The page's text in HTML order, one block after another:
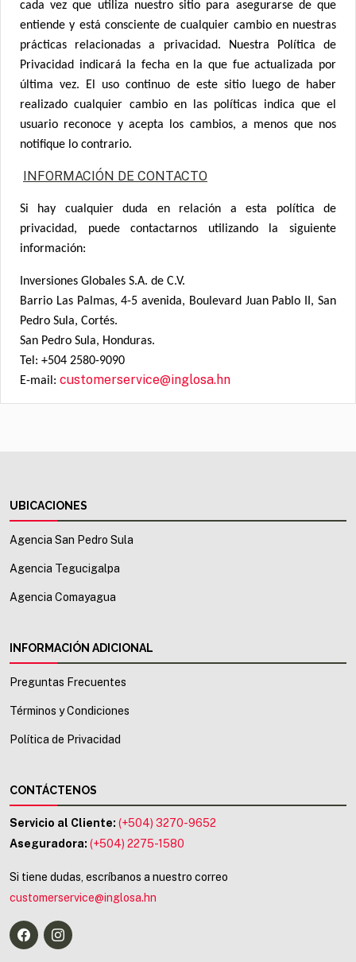
cada vez que utiliza nuestro sitio para asegurarse de que
entiende y está consciente de cualquier cambio en nuestras
prácticas relacionadas a privacidad. Nuestra Política de
Privacidad indicará la fecha en la que fue actualizada por
última vez. El uso continuo de este sitio luego de haber
realizado cualquier cambio en las políticas indica que el
usuario reconoce y acepta los cambios, a menos que nos
notifique lo contrario.
INFORMACIÓN DE CONTACTO
Si hay cualquier duda en relación a esta política de
privacidad, puede contactarnos utilizando la siguiente
información:
Inversiones Globales S.A. de C.V.
Barrio Las Palmas, 4-5 avenida, Boulevard Juan Pablo II, San
Pedro Sula, Cortés.
San Pedro Sula, Honduras.
Tel: +504 2580-9090
E-mail: customerservice@inglosa.hn
UBICACIONES
Agencia San Pedro Sula
Agencia Tegucigalpa
Agencia Comayagua
INFORMACIÓN ADICIONAL
Preguntas Frecuentes
Términos y Condiciones
Política de Privacidad
CONTÁCTENOS
Servicio al Cliente: (+504) 3270-9652
Aseguradora: (+504) 2275-1580
Si tiene dudas, escríbanos a nuestro correo
customerservice@inglosa.hn